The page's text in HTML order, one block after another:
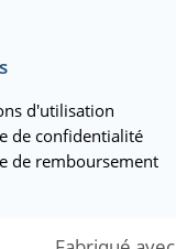
d'utilisation
de confidentialité
de remboursement